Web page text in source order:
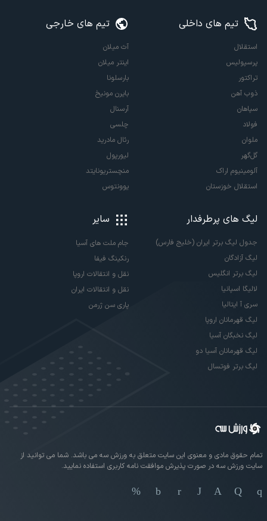
تیم های داخلی
استقلال
پرسپولیس
تراکتور
ذوب آهن
سپاهان
فولاد
ملوان
گل‌گهر
آلومینیوم اراک
استقلال خوزستان
تیم های خارجی
آث میلان
اینتر میلان
بارسلونا
بایرن مونیخ
آرسنال
چلسی
رئال مادرید
لیورپول
منچستریونایتد
یوونتوس
لیگ های پرطرفدار
جدول لیگ برتر ایران (خلیج فارس)
لیگ آزادگان
لیگ برتر انگلیس
لالیگا اسپانیا
سری آ ایتالیا
لیگ قهرمانان اروپا
لیگ نخبگان آسیا
لیگ قهرمانان آسیا دو
لیگ برتر فوتسال
سایر
جام ملت های آسیا
رنکینگ فیفا
نقل و انتقالات اروپا
نقل و انتقالات ایران
پاری سن ژرمن
تمام حقوق مادی و معنوی این سایت متعلق به ورزش سه می باشد. شما می توانید از
سایت ورزش سه در صورت پذیرش موافقت نامه کاربری استفاده نمایید.